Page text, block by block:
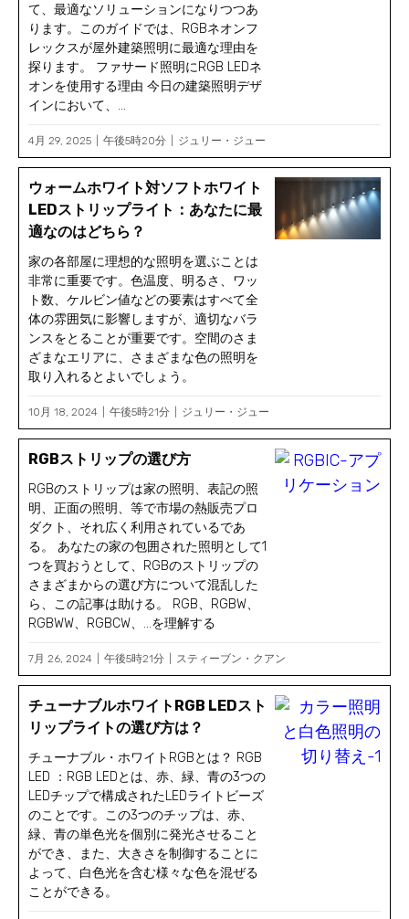
て、最適なソリューションになりつつあ
ります。このガイドでは、RGBネオンフ
レックスが屋外建築照明に最適な理由を
探ります。 ファサード照明にRGB LEDネ
オンを使用する理由 今日の建築照明デザ
インにおいて、...
4月 29, 2025 午後5時20分 ジュリー・ジュー
ウォームホワイト対ソフトホワイト
LEDストリップライト：あなたに最
適なのはどちら？
家の各部屋に理想的な照明を選ぶことは
非常に重要です。色温度、明るさ、ワッ
ト数、ケルビン値などの要素はすべて全
体の雰囲気に影響しますが、適切なバラ
ンスをとることが重要です。空間のさま
ざまなエリアに、さまざまな色の照明を
取り入れるとよいでしょう。
10月 18, 2024 午後5時21分 ジュリー・ジュー
RGBストリップの選び方
RGBのストリップは家の照明、表記の照
明、正面の照明、等で市場の熱販売プロ
ダクト、それ広く利用されているであ
る。 あなたの家の包囲された照明として1
つを買おうとして、RGBのストリップの
さまざまからの選び方について混乱した
ら、この記事は助ける。 RGB、RGBW、
RGBWW、RGBCW、...を理解する
7月 26, 2024 午後5時21分 スティーブン・クアン
チューナブルホワイトRGB LEDスト
リップライトの選び方は？
チューナブル・ホワイトRGBとは？ RGB
LED ：RGB LEDとは、赤、緑、青の3つの
LEDチップで構成されたLEDライトビーズ
のことです。この3つのチップは、赤、
緑、青の単色光を個別に発光させること
ができ、また、大きさを制御することに
よって、白色光を含む様々な色を混ぜる
ことができる。